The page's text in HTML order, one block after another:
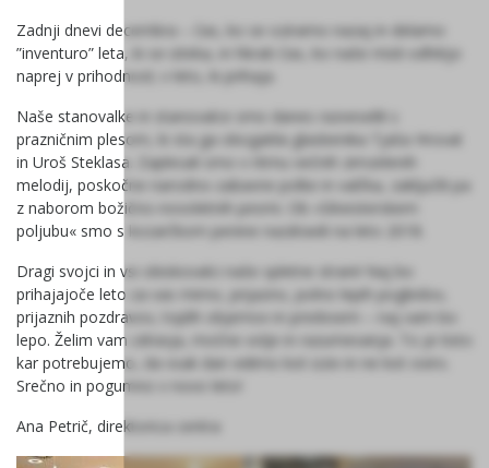
Zadnji dnevi decembra – čas, ko se oziramo nazaj in delamo
”inventuro” leta, ki se izteka, in hkrati čas, ko naše misli odhitijo
naprej v prihodnost; v leto, ki prihaja.
Naše stanovalke in stanovalce smo danes razveselili s
prazničnim plesom, ki sta ga obogatila glasbenika Tjaša Hrovat
in Uroš Steklasa. Zaplesali smo v ritmu večnih zimzelenih
melodij, poskočne narodno-zabavne polke in valčka, zaključili pa
z naborom božično-novoletnih pesmi. Ob »Silvesterskem
poljubu« smo s kozarčkom penine nazdravili na leto 2018.
Dragi svojci in vsi obiskovalci naše spletne strani! Naj bo
prihajajoče leto za vas mirno, prijazno, polno lepih pogledov,
prijaznih pozdravov, toplih objemov in predvsem – naj vam bo
lepo. Želim vam zdravja, močne volje in razumevanja. To je tisto
kar potrebujemo, da vsak dan vidimo kot izziv in ne kot oviro.
Srečno in pogumno v novo leto!
Ana Petrič, direktorica centra